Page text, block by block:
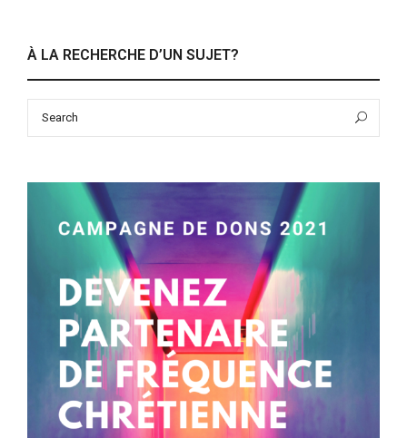
À LA RECHERCHE D’UN SUJET?